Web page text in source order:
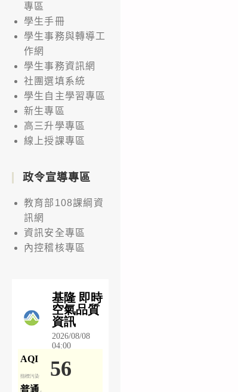
專區
學生手冊
學生事務與轉導工
作網
學生事務資訊網
社團選填系統
學生自主學習專區
新生專區
高三升學專區
線上授課專區
政令宣導專區
教育部108課綱資
訊網
資訊安全專區
內控稽核專區